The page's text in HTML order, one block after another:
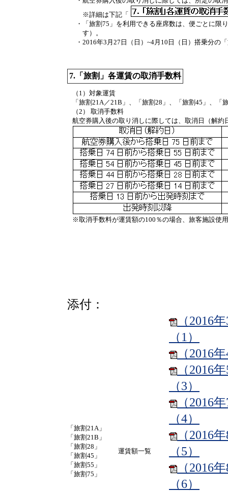
※詳細は下記「
・
「旅割75」を利用できる座席数は、便ごとに
す）。
・ 2016年3月27日（日）~4月10日（日）搭乗分の
7.「旅割」各運賃の取消手数料
（1）対象運賃
「旅割21A／21B」、「旅割28」、「旅割45」、「
（2） 取消手数料
航空券購入後の取り消しに際しては、取消日（解
※取消手数料が運賃額の100％の場合、旅客施設使
添付：
「旅割21A」
「旅割21B」
「旅割28」
「旅割45」
「旅割55」
「旅割75」
運賃額一覧
（2016
（1）
（2016
（2016
（3）
（2016
（4）
（2016
（5）
（2016
（6）